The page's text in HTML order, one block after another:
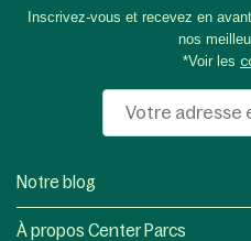
Inscrivez-vous et recevez en
nos
*Voir les
Notre blog
À propos Center Parcs